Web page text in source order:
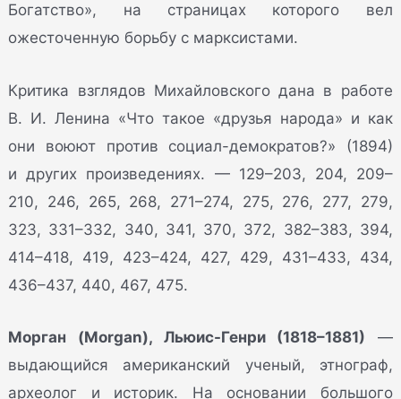
Богатство», на страницах которого вел
ожесточенную борьбу с марксистами.
Критика взглядов Михайловского дана в работе
В. И. Ленина «Что такое «друзья народа» и как
они воюют против социал-демократов?» (1894)
и других произведениях. — 129–203, 204, 209–
210, 246, 265, 268, 271–274, 275, 276, 277, 279,
323, 331–332, 340, 341, 370, 372, 382–383, 394,
414–418, 419, 423–424, 427, 429, 431–433, 434,
436–437, 440, 467, 475.
Морган (Morgan), Льюис-Генри (1818–1881) —
выдающийся американский ученый, этнограф,
археолог и историк. На основании большого